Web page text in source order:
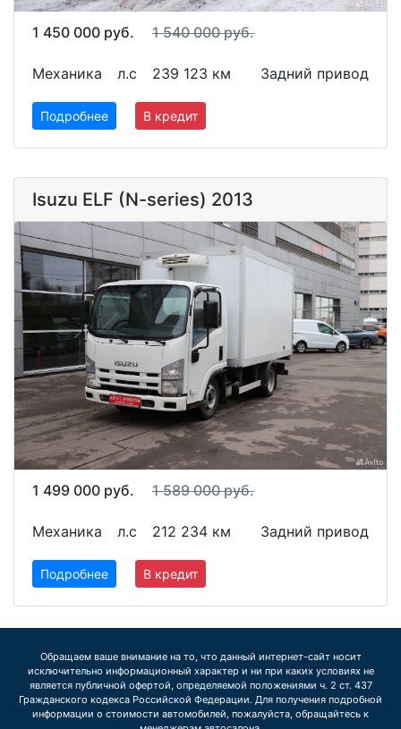
1 450 000 руб. 1 540 000 руб.
Механика л.с 239 123 км Задний привод
Подробнее В кредит
Isuzu ELF (N-series) 2013
1 499 000 руб. 1 589 000 руб.
Механика л.с 212 234 км Задний привод
Подробнее В кредит
Обращаем ваше внимание на то, что данный интернет-сайт носит
исключительно информационный характер и ни при каких условиях не
является публичной офертой, определяемой положениями ч. 2 ст. 437
Гражданского кодекса Российской Федерации. Для получения подробной
информации о стоимости автомобилей, пожалуйста, обращайтесь к